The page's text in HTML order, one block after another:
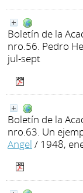
Boletín de la
nro.56. Pedro
jul-sept
Boletín de la
nro.63. Un
Angel / 1948,